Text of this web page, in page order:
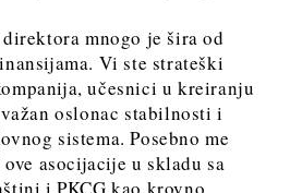
mnogo je šira od
Vi ste strateški
učesnici u kreiranju
oslonac stabilnosti i
sistema. Posebno me
asocijacije u skladu sa